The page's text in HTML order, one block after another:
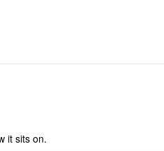
it sits on.